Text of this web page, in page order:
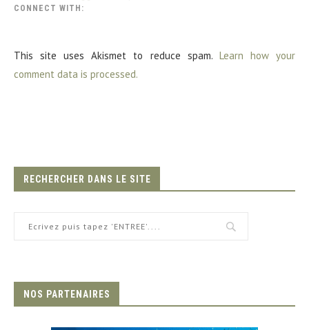
CONNECT WITH:
This site uses Akismet to reduce spam. Learn how your
comment data is processed.
RECHERCHER DANS LE SITE
NOS PARTENAIRES